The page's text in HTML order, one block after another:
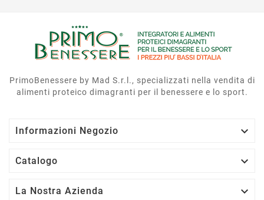
PrimoBenessere by Mad S.r.l., specializzati nella vendita di
alimenti proteico dimagranti per il benessere e lo sport.
Informazioni Negozio 
Catalogo 
La Nostra Azienda 